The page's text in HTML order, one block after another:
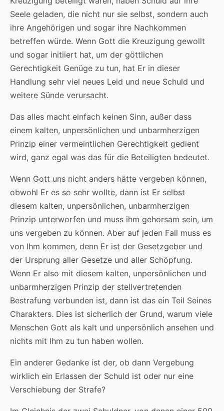
Seele geladen, die nicht nur sie selbst, sondern auch
ihre Angehörigen und sogar ihre Nachkommen
betreffen würde. Wenn Gott die Kreuzigung gewollt
und sogar initiiert hat, um der göttlichen
Gerechtigkeit Genüge zu tun, hat Er in dieser
Handlung sehr viel neues Leid und neue Schuld und
weitere Sünde verursacht.
Das alles macht einfach keinen Sinn, außer dass
einem kalten, unpersönlichen und unbarmherzigen
Prinzip einer vermeintlichen Gerechtigkeit gedient
wird, ganz egal was das für die Beteiligten bedeutet.
Wenn Gott uns nicht anders hätte vergeben können,
obwohl Er es so sehr wollte, dann ist Er selbst
diesem kalten, unpersönlichen, unbarmherzigen
Prinzip unterworfen und muss ihm gehorsam sein, um
uns vergeben zu können. Aber auf jeden Fall muss es
von Ihm kommen, denn Er ist der Gesetzgeber und
der Ursprung aller Gesetze und aller Schöpfung.
Wenn Er also mit diesem kalten, unpersönlichen und
unbarmherzigen Prinzip der stellvertretenden
Bestrafung verbunden ist, dann ist das ein Teil Seines
Charakters. Dies ist sicherlich der Grund, warum viele
Menschen Gott als kalt und unpersönlich ansehen und
nichts mit Ihm zu tun haben wollen.
Ein anderer Gedanke ist der, ob dann Vergebung
wirklich ein Erlassen der Schuld ist oder nur eine
Verschiebung der Strafe?